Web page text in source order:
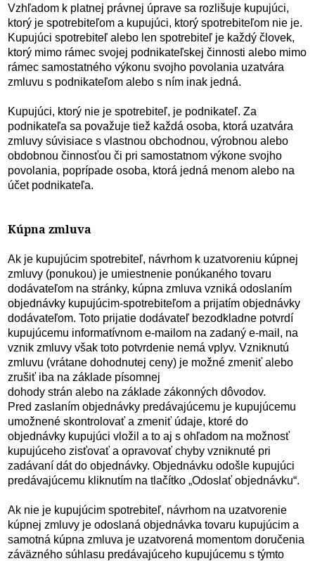
Vzhľadom k platnej právnej úprave sa rozlišuje kupujúci,
ktorý je spotrebiteľom a kupujúci, ktorý spotrebiteľom nie je.
Kupujúci spotrebiteľ alebo len spotrebiteľ je každý človek,
ktorý mimo rámec svojej podnikateľskej činnosti alebo mimo
rámec samostatného výkonu svojho povolania uzatvára
zmluvu s podnikateľom alebo s ním inak jedná.
Kupujúci, ktorý nie je spotrebiteľ, je podnikateľ. Za
podnikateľa sa považuje tiež každá osoba, ktorá uzatvára
zmluvy súvisiace s vlastnou obchodnou, výrobnou alebo
obdobnou činnosťou či pri samostatnom výkone svojho
povolania, poprípade osoba, ktorá jedná menom alebo na
účet podnikateľa.
Kúpna zmluva
Ak je kupujúcim spotrebiteľ, návrhom k uzatvoreniu kúpnej
zmluvy (ponukou) je umiestnenie ponúkaného tovaru
dodávateľom na stránky, kúpna zmluva vzniká odoslaním
objednávky kupujúcim-spotrebiteľom a prijatím objednávky
dodávateľom. Toto prijatie dodávateľ bezodkladne potvrdí
kupujúcemu informatívnom e-mailom na zadaný e-mail, na
vznik zmluvy však toto potvrdenie nemá vplyv. Vzniknutú
zmluvu (vrátane dohodnutej ceny) je možné zmeniť alebo
zrušiť iba na základe písomnej
dohody strán alebo na základe zákonných dôvodov.
Pred zaslaním objednávky predávajúcemu je kupujúcemu
umožnené skontrolovať a zmeniť údaje, ktoré do
objednávky kupujúci vložil a to aj s ohľadom na možnosť
kupujúceho zisťovať a opravovať chyby vzniknuté pri
zadávaní dát do objednávky. Objednávku odošle kupujúci
predávajúcemu kliknutím na tlačítko „Odoslať objednávku“.
Ak nie je kupujúcim spotrebiteľ, návrhom na uzatvorenie
kúpnej zmluvy je odoslaná objednávka tovaru kupujúcim a
samotná kúpna zmluva je uzatvorená momentom doručenia
záväzného súhlasu predávajúceho kupujúcemu s týmto